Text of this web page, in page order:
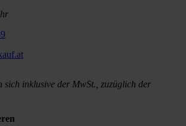
sich inklusive der MwSt., zuzüglich der